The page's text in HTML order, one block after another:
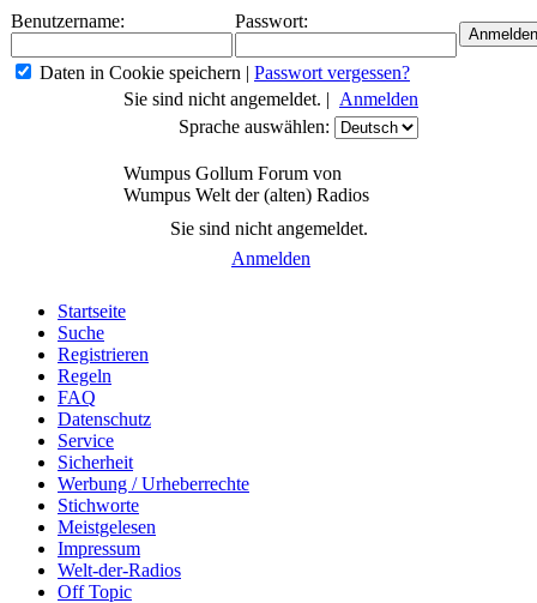
Benutzername: Passwort:
Daten in Cookie speichern | Passwort vergessen?
Sie sind nicht angemeldet. | Anmelden
Sprache auswählen:
Wumpus Gollum Forum von
Wumpus Welt der (alten) Radios
Sie sind nicht angemeldet.
Anmelden
Startseite
Suche
Registrieren
Regeln
FAQ
Datenschutz
Service
Sicherheit
Werbung / Urheberrechte
Stichworte
Meistgelesen
Impressum
Welt-der-Radios
Off Topic